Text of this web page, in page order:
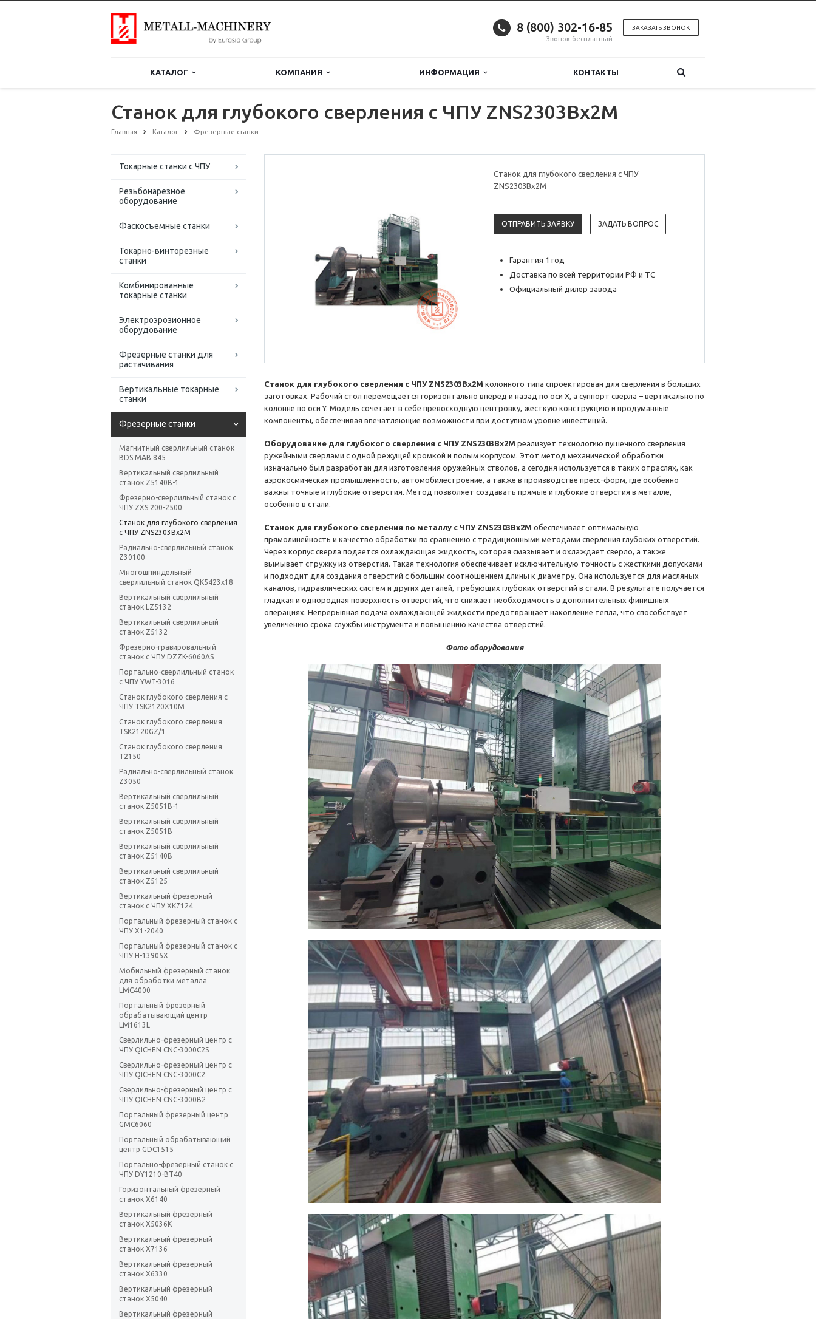
ЗАКАЗАТЬ ЗВОНОК
8 (800) 302-16-85
Звонок бесплатный
КАТАЛОГ КОМПАНИЯ ИНФОРМАЦИЯ КОНТАКТЫ
Станок для глубокого сверления с ЧПУ ZNS2303Bx2M
Главная Каталог Фрезерные станки
Токарные станки с ЧПУ
Резьбонарезное
оборудование
Фаскосъемные станки
Токарно-винторезные
станки
Комбинированные
токарные станки
Электроэрозионное
оборудование
Фрезерные станки для
растачивания
Вертикальные токарные
станки
Фрезерные станки
Магнитный сверлильный станок
BDS MAB 845
Вертикальный сверлильный
станок Z5140B-1
Фрезерно-сверлильный станок с
ЧПУ ZXS 200-2500
Станок для глубокого сверления
с ЧПУ ZNS2303Bx2M
Радиально-сверлильный станок
Z30100
Многошпиндельный
сверлильный станок QK5423х18
Вертикальный сверлильный
станок LZ5132
Вертикальный сверлильный
станок Z5132
Фрезерно-гравировальный
станок с ЧПУ DZZK-6060AS
Портально-сверлильный станок
с ЧПУ YWT-3016
Станок глубокого сверления с
ЧПУ TSK2120X10M
Станок глубокого сверления
TSK2120GZ/1
Станок глубокого сверления
T2150
Радиально-сверлильный станок
Z3050
Вертикальный сверлильный
станок Z5051B-1
Вертикальный сверлильный
станок Z5051B
Вертикальный сверлильный
станок Z5140B
Вертикальный сверлильный
станок Z5125
Вертикальный фрезерный
станок с ЧПУ XK7124
Портальный фрезерный станок с
ЧПУ X1-2040
Портальный фрезерный станок с
ЧПУ H-13905X
Мобильный фрезерный станок
для обработки металла
LMC4000
Портальный фрезерный
обрабатывающий центр
LM1613L
Сверлильно-фрезерный центр с
ЧПУ QICHEN CNC-3000C2S
Сверлильно-фрезерный центр с
ЧПУ QICHEN CNC-3000C2
Сверлильно-фрезерный центр с
ЧПУ QICHEN CNC-3000B2
Портальный фрезерный центр
GMC6060
Портальный обрабатывающий
центр GDC1515
Портально-фрезерный станок с
ЧПУ DY1210-BT40
Горизонтальный фрезерный
станок X6140
Вертикальный фрезерный
станок Х5036K
Вертикальный фрезерный
станок X7136
Вертикальный фрезерный
станок X6330
Вертикальный фрезерный
станок X5040
Вертикальный фрезерный
Станок для глубокого сверления с ЧПУ
ZNS2303Bx2M
ОТПРАВИТЬ ЗАЯВКУ ЗАДАТЬ ВОПРОС
Гарантия 1 год
Доставка по всей территории РФ и ТС
Официальный дилер завода
Станок для глубокого сверления с ЧПУ ZNS2303Bx2M колонного типа спроектирован для сверления в больших
заготовках. Рабочий стол перемещается горизонтально вперед и назад по оси X, а суппорт сверла – вертикально по
колонне по оси Y. Модель сочетает в себе превосходную центровку, жесткую конструкцию и продуманные
компоненты, обеспечивая впечатляющие возможности при доступном уровне инвестиций.
Оборудование для глубокого сверления с ЧПУ ZNS2303Bx2M реализует технологию пушечного сверления
ружейными сверлами с одной режущей кромкой и полым корпусом. Этот метод механической обработки
изначально был разработан для изготовления оружейных стволов, а сегодня используется в таких отраслях, как
аэрокосмическая промышленность, автомобилестроение, а также в производстве пресс-форм, где особенно
важны точные и глубокие отверстия. Метод позволяет создавать прямые и глубокие отверстия в металле,
особенно в стали.
Станок для глубокого сверления по металлу с ЧПУ ZNS2303Bx2M обеспечивает оптимальную
прямолинейность и качество обработки по сравнению с традиционными методами сверления глубоких отверстий.
Через корпус сверла подается охлаждающая жидкость, которая смазывает и охлаждает сверло, а также
вымывает стружку из отверстия. Такая технология обеспечивает исключительную точность с жесткими допусками
и подходит для создания отверстий с большим соотношением длины к диаметру. Она используется для масляных
каналов, гидравлических систем и других деталей, требующих глубоких отверстий в стали. В результате получается
гладкая и однородная поверхность отверстий, что снижает необходимость в дополнительных финишных
операциях. Непрерывная подача охлаждающей жидкости предотвращает накопление тепла, что способствует
увеличению срока службы инструмента и повышению качества отверстий.
Фото оборудования